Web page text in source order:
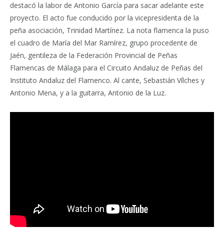
destacó la labor de Antonio García para sacar adelante este
proyecto. El acto fue conducido por la vicepresidenta de la
peña asociación, Trinidad Martínez. La nota flamenca la puso
el cuadro de María del Mar Ramírez, grupo procedente de
Jaén, gentileza de la Federación Provincial de Peñas
Flamencas de Málaga para el Circuito Andaluz de Peñas del
Instituto Andaluz del Flamenco. Al cante, Sebastián Vílches y
Antonio Mena, y a la guitarra, Antonio de la Luz.